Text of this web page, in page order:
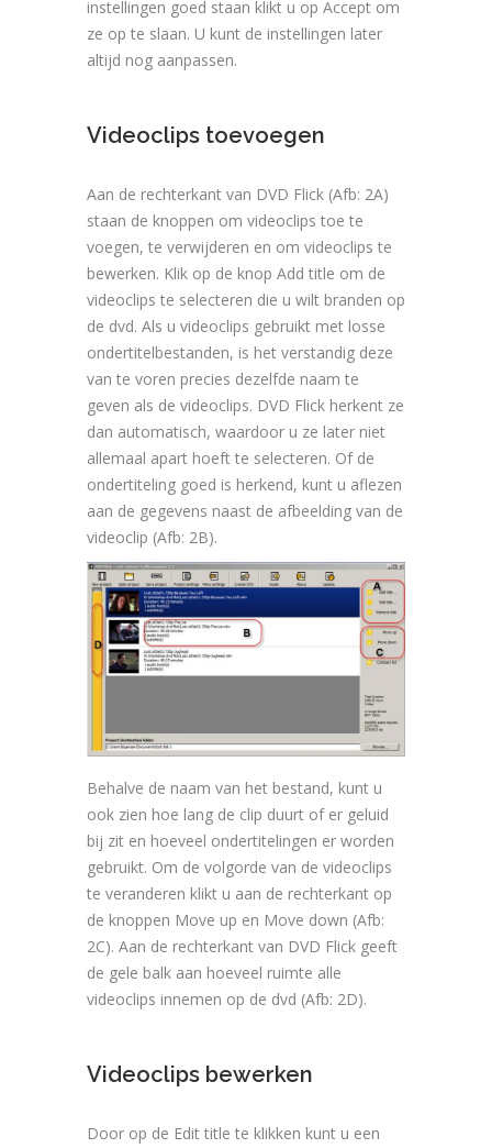
instellingen goed staan klikt u op Accept om
ze op te slaan. U kunt de instellingen later
altijd nog aanpassen.
Videoclips toevoegen
Aan de rechterkant van DVD Flick (Afb: 2A)
staan de knoppen om videoclips toe te
voegen, te verwijderen en om videoclips te
bewerken. Klik op de knop Add title om de
videoclips te selecteren die u wilt branden op
de dvd. Als u videoclips gebruikt met losse
ondertitelbestanden, is het verstandig deze
van te voren precies dezelfde naam te
geven als de videoclips. DVD Flick herkent ze
dan automatisch, waardoor u ze later niet
allemaal apart hoeft te selecteren. Of de
ondertiteling goed is herkend, kunt u aflezen
aan de gegevens naast de afbeelding van de
videoclip (Afb: 2B).
Behalve de naam van het bestand, kunt u
ook zien hoe lang de clip duurt of er geluid
bij zit en hoeveel ondertitelingen er worden
gebruikt. Om de volgorde van de videoclips
te veranderen klikt u aan de rechterkant op
de knoppen Move up en Move down (Afb:
2C). Aan de rechterkant van DVD Flick geeft
de gele balk aan hoeveel ruimte alle
videoclips innemen op de dvd (Afb: 2D).
Videoclips bewerken
Door op de Edit title te klikken kunt u een